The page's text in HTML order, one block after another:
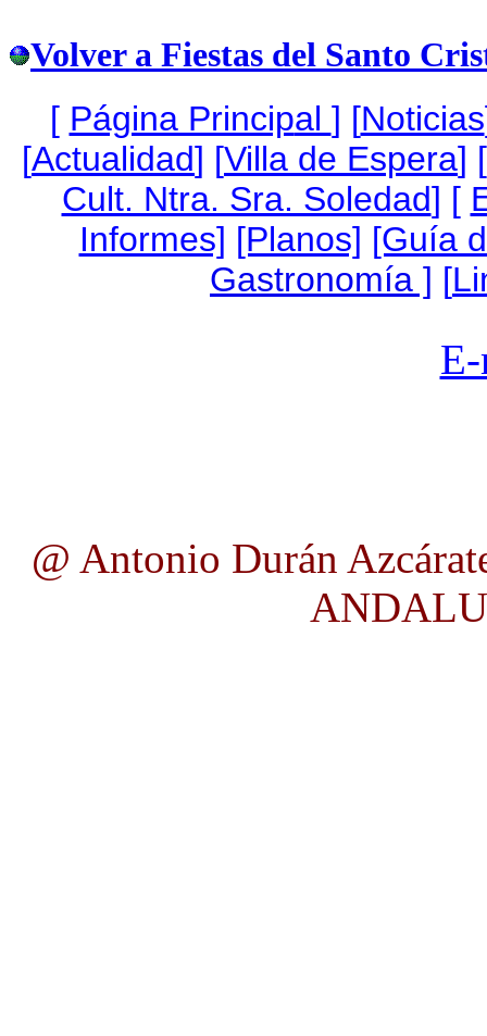
Volver a Fiestas del Santo
[ Página Principal ] [Noticias
[Actualidad] [Villa de Espera] [
Cult. Ntra. Sra. Soledad] [
Informes] [Planos] [Guía
Gastronomía ] [
@ Antonio Durán